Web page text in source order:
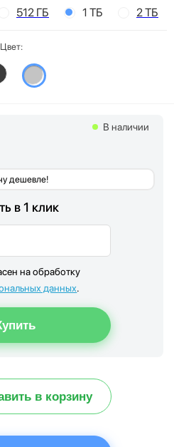
512 ГБ 1 ТБ 2 ТБ
Цвет:
дешевле!
В наличии
в 1 клик
на обработку
данных.
в корзину